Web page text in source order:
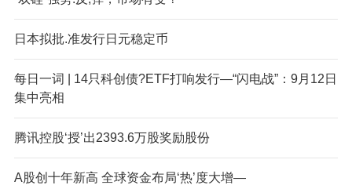
日本拟批.准发行日元稳定币
每日一词 | 14只科创债?ETF打响发行—“闪电战”：9月12日
集中亮相
腾讯控股‘授’出2393.6万股奖励股份
A股创十年新高 全球资金布局‘热’度大增—